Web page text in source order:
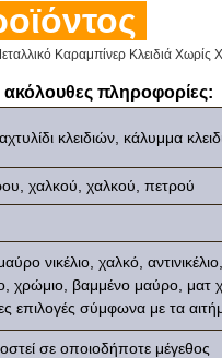
Καραμπίνερ Κλειδιά
ακόλουθες πληροφορίες:
κλειδιών, κάλυμμα
χαλκού, χαλκού, πετρού
μαύρο νικέλιο, χαλκό,
χρώμιο, βαμμένο μαύρο, ματ
επιλογές σύμφωνα με τα
σε οποιοδήποτε μέγεθος